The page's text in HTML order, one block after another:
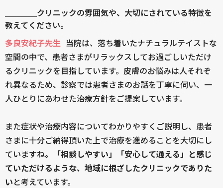
＿＿＿＿クリニックの雰囲気や、大切にされている特徴を
教えてください。
多良安紀子先生
当院は、落ち着いたナチュラルテイストな
空間の中で、患者さまがリラックスしてお過ごしいただけ
るクリニックを目指しています。皮膚のお悩みは人それぞ
れ異なるため、診察では患者さまのお話を丁寧に伺い、一
人ひとりにあわせた治療方針をご提案しています。
また症状や治療内容についてわかりやすくご説明し、患者
さまに十分ご納得頂いた上で治療を進めることを大切にし
ていますね。
「相談しやすい」「安心して通える」と感じ
ていただけるような、地域に根ざしたクリニックでありた
い と考えています。